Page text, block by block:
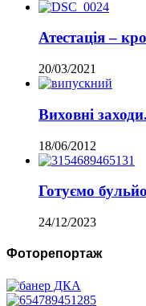
Атестація –
20/03/2021
Виховні
18/06/2012
Готуємо
24/12/2023
Фоторепортаж